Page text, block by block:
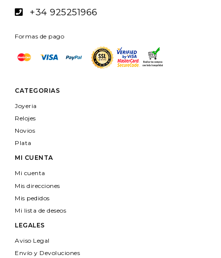
+34 925251966
Formas de pago
CATEGORIAS
Joyeria
Relojes
Novios
Plata
MI CUENTA
Mi cuenta
Mis direcciones
Mis pedidos
Mi lista de deseos
LEGALES
Aviso Legal
Envío y Devoluciones